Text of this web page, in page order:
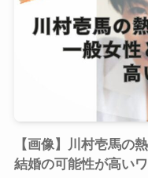
【画像】川村壱馬の
結婚の可能性が高い